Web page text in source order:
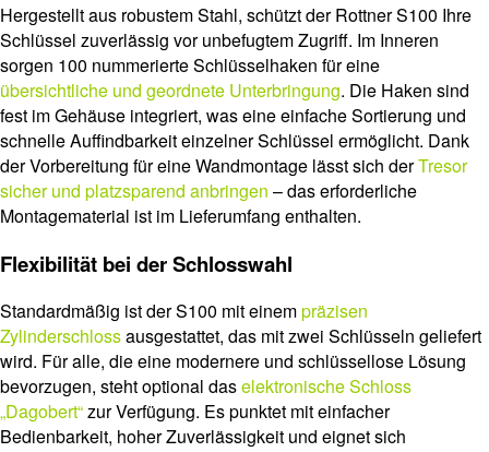
Hergestellt aus robustem Stahl, schützt der Rottner S100 Ihre
Schlüssel zuverlässig vor unbefugtem Zugriff. Im Inneren
sorgen 100 nummerierte Schlüsselhaken für eine
übersichtliche und geordnete Unterbringung. Die Haken sind
fest im Gehäuse integriert, was eine einfache Sortierung und
schnelle Auffindbarkeit einzelner Schlüssel ermöglicht. Dank
der Vorbereitung für eine Wandmontage lässt sich derTresor
sicher und platzsparend anbringen – das erforderliche
Montagematerial ist im Lieferumfang enthalten.
Flexibilität bei der Schlosswahl
Standardmäßig ist der S100 mit einempräzisen
Zylinderschlossausgestattet, das mit zwei Schlüsseln geliefert
wird. Für alle, die eine modernere und schlüssellose Lösung
bevorzugen, steht optional daselektronische Schloss
„Dagobert“zur Verfügung. Es punktet mit einfacher
Bedienbarkeit, hoher Zuverlässigkeit und eignet sich